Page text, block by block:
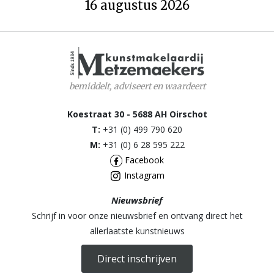
Abattucci was lid van de “Société des Aquaforistes Belges” en
16 augustus 2026
bemiddelt, adviseert en waardeert
Koestraat 30 - 5688 AH Oirschot
T: +31 (0) 499 790 620
M: +31 (0) 6 28 595 222
Facebook
Instagram
Nieuwsbrief
Schrijf in voor onze nieuwsbrief en ontvang direct het
allerlaatste kunstnieuws
Direct inschrijven